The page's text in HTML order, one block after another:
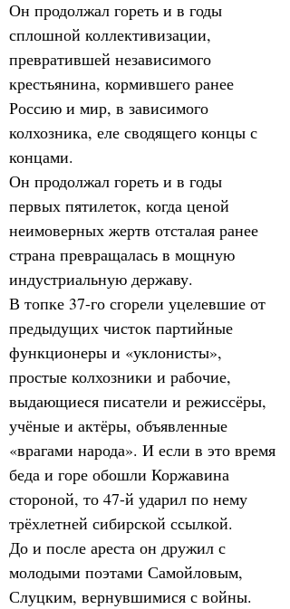
Он продолжал гореть и в годы
сплошной коллективизации,
превратившей независимого
крестьянина, кормившего ранее
Россию и мир, в зависимого
колхозника, еле сводящего концы с
концами.
Он продолжал гореть и в годы
первых пятилеток, когда ценой
неимоверных жертв отсталая ранее
страна превращалась в мощную
индустриальную державу.
В топке 37-го сгорели уцелевшие от
предыдущих чисток партийные
функционеры и «уклонисты»,
простые колхозники и рабочие,
выдающиеся писатели и режиссёры,
учёные и актёры, объявленные
«врагами народа». И если в это время
беда и горе обошли Коржавина
стороной, то 47-й ударил по нему
трёхлетней сибирской ссылкой.
До и после ареста он дружил с
молодыми поэтами Самойловым,
Слуцким, вернувшимися с войны.